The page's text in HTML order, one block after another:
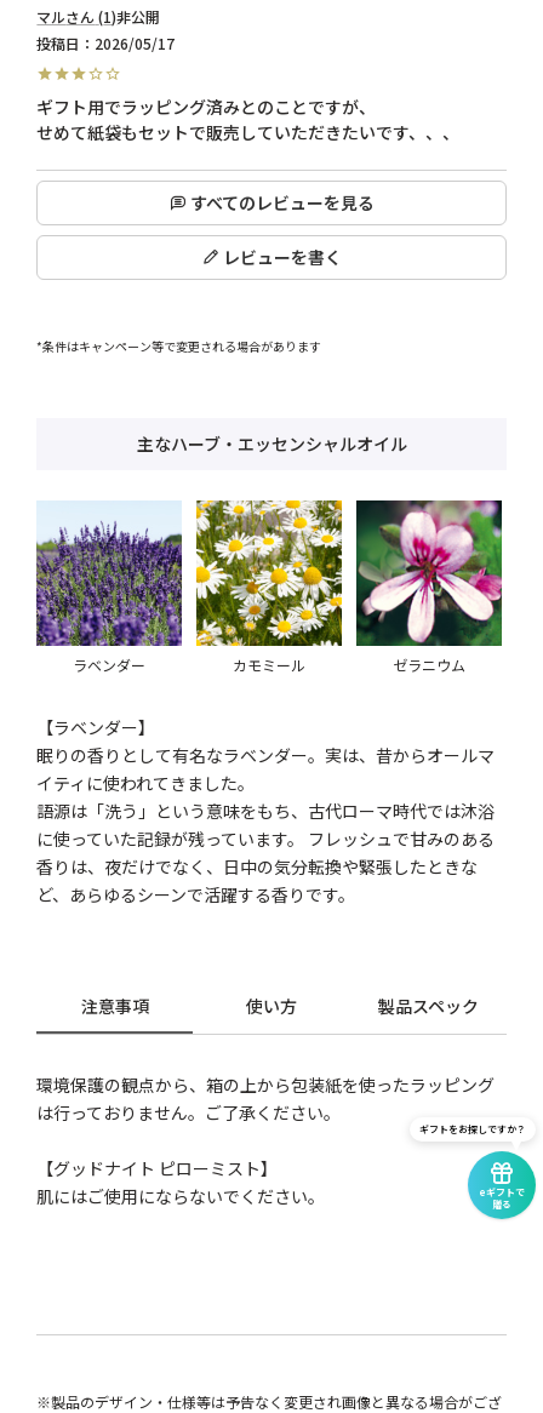
マル 1 非公開
投稿日
2026/05/17
ギフト用でラッピング済みとのことですが、
せめて紙袋もセットで販売していただきたいです、、、
すべてのレビューを見る
レビューを書く
*条件はキャンペーン等で変更される場合があります
主なハーブ・エッセンシャルオイル
ラベンダー カモミール ゼラニウム
【ラベンダー】
眠りの香りとして有名なラベンダー。実は、昔からオールマ
イティに使われてきました。
語源は「洗う」という意味をもち、古代ローマ時代では沐浴
に使っていた記録が残っています。 フレッシュで甘みのある
香りは、夜だけでなく、日中の気分転換や緊張したときな
ど、あらゆるシーンで活躍する香りです。
注意事項 使い方 製品スペック
環境保護の観点から、箱の上から包装紙を使ったラッピング
は行っておりません。ご了承ください。
【グッドナイト ピローミスト】
肌にはご使用にならないでください。
※製品のデザイン・仕様等は予告なく変更され画像と異なる場合がござ
eギフトで
贈る
ギフトをお探しですか？